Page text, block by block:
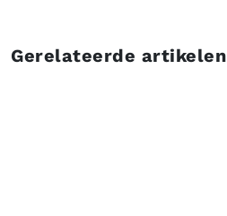
Gerelateerde artikelen